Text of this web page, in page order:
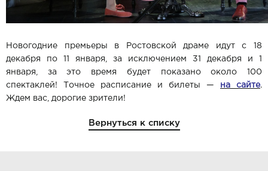
Новогодние премьеры в Ростовской драме идут с 18
декабря по 11 января, за исключением 31 декабря и 1
января, за это время будет показано около 100
спектаклей! Точное расписание и билеты — на сайте.
Ждем вас, дорогие зрители!
Вернуться к списку